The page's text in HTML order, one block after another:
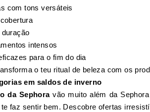
com tons versáteis
duração
intensos
para o fim do dia
o teu ritual de beleza com os
em saldos de inverno
da Sephoravão muito além da
faz sentir bem. Descobre ofertas